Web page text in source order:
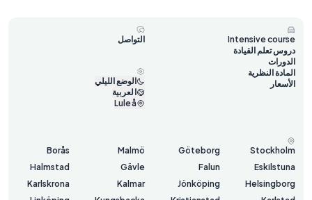
Intensive course
دروس تعلم القيادة
الدورات
المادة النظرية
الأسعار
التواصل
الوضع الليلي
العربية
Luleå
Stockholm
Göteborg
Malmö
Borås
Eskilstuna
Falun
Gävle
Halmstad
Helsingborg
Jönköping
Kalmar
Karlskrona